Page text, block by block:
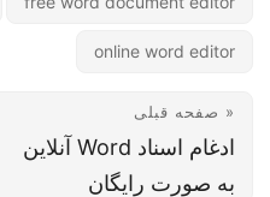
online word editor
« صفحه قبلی
ادغام اسناد Word آنلاین
به صورت رایگان